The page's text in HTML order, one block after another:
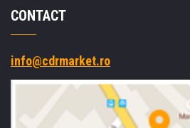
CONTACT
info@cdrmarket.ro